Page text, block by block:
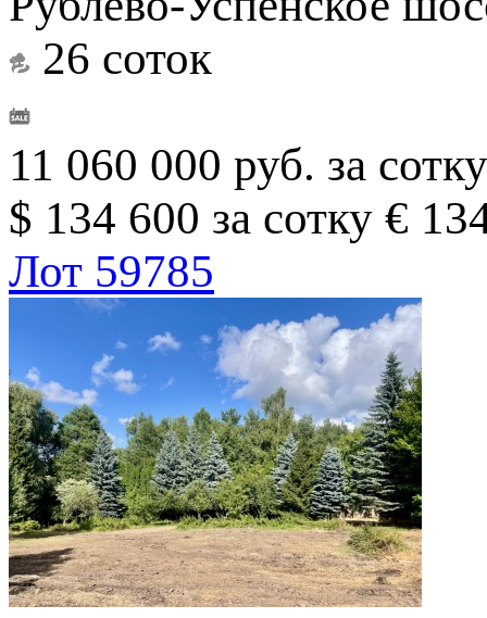
26 соток
11 060 000 руб. за сотку
$ 134 600 за сотку €
Лот 59785